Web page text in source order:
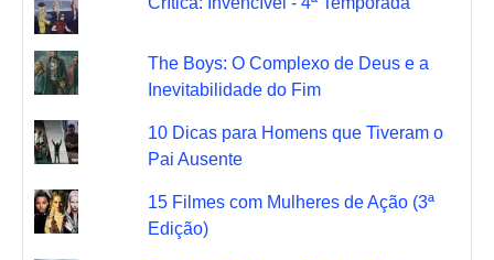
The Boys: O Complexo de Deus e a
Inevitabilidade do Fim
10 Dicas para Homens que Tiveram o
Pai Ausente
15 Filmes com Mulheres de Ação (3ª
Edição)